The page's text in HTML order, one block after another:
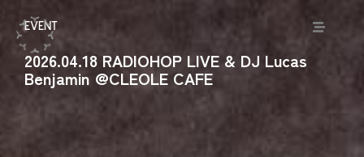
EVENT
2026.04.18 RADIOHOP LIVE & DJ Lucas
Benjamin @CLEOLE CAFE